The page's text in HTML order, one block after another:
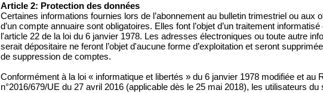
Article 2: Protection des données
Certaines informations fournies lors de l’abonnement au bulletin trimestriel ou aux
d’un compte annuaire sont obligatoires. Elles font l’objet d’un traitement
l'article 22 de la loi du 6 janvier 1978. Les adresses électroniques ou toute autre
serait dépositaire ne feront l’objet d'aucune forme d’exploitation et seront
de suppression de comptes.
Conformément à la loi « informatique et libertés » du 6 janvier 1978 modifiée et au
n°2016/679/UE du 27 avril 2016 (applicable dès le 25 mai 2018), les utilisateurs du